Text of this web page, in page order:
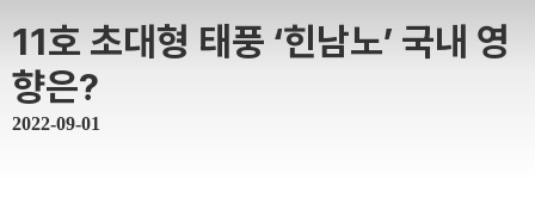
11호 초대형 태풍 ‘힌남노’ 국내 영
향은?
2022-09-01